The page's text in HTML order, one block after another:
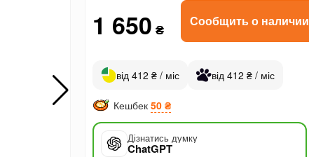
1 650 ₴ Сообщить о наличии
від 412 ₴ / міс від 412 ₴ / міс
Кешбек 50 ₴
Дізнатись думку
ChatGPT